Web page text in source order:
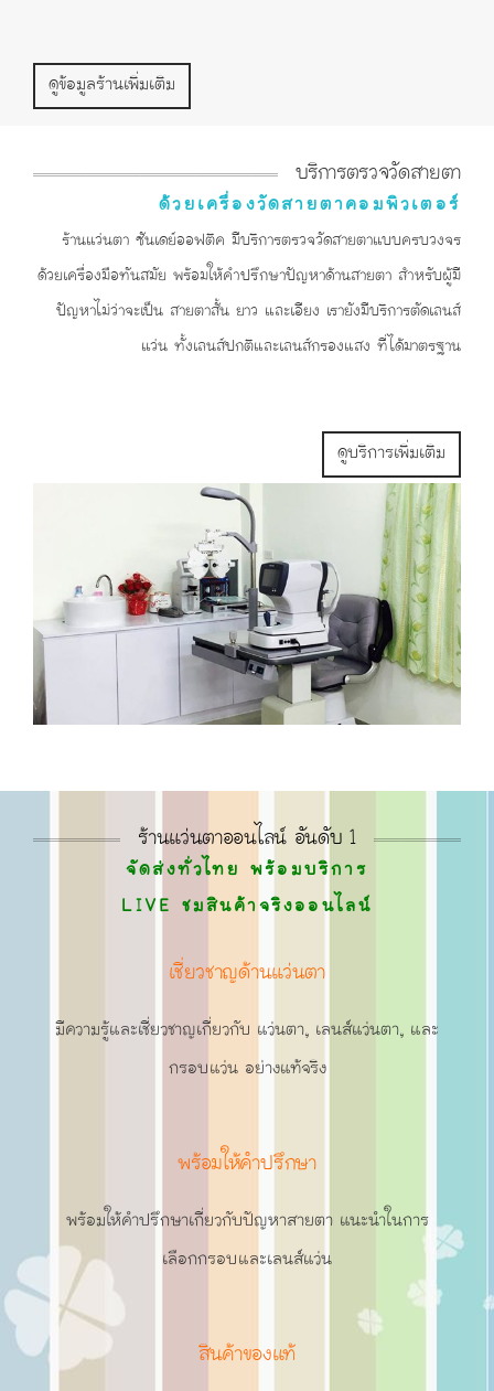
ดูข้อมูลร้านเพิ่มเติม
บริการตรวจวัดสายตา
ด้วยเครื่องวัดสายตาคอมพิวเตอร์
ร้านแว่นตา ซันเดย์ออฟติค มีบริการตรวจวัดสายตาแบบครบวงจร
ด้วยเครื่องมือทันสมัย พร้อมให้คำปรึกษาปัญหาด้านสายตา สำหรับผู้มี
ปัญหาไม่ว่าจะเป็น สายตาสั้น ยาว และเอียง เรายังมีบริการตัดเลนส์
แว่น ทั้งเลนส์ปกติและเลนส์กรองแสง ที่ได้มาตรฐาน
ดูบริการเพิ่มเติม
ร้านแว่นตาออนไลน์ อันดับ 1
จัดส่งทั่วไทย พร้อมบริการ
LIVE ชมสินค้าจริงออนไลน์
เชี่ยวชาญด้านแว่นตา
มีความรู้และเชี่ยวชาญเกี่ยวกับ แว่นตา, เลนส์แว่นตา, และ
กรอบแว่น อย่างแท้จริง
พร้อมให้คำปรึกษา
พร้อมให้คำปรึกษาเกี่ยวกับปัญหาสายตา แนะนำในการ
เลือกกรอบและเลนส์แว่น
สินค้าของแท้